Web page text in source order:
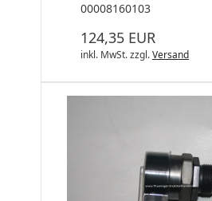
00008160103
124,35 EUR
inkl. MwSt.zzgl.Versand